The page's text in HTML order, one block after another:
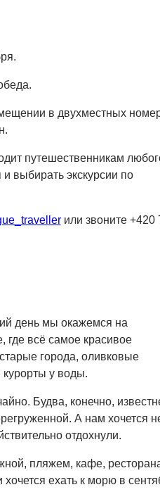
в двухместных
путешественникам
выбирать экскурсии по
или звоните +420
день мы окажемся на
всё самое красивое
города, оливковые
у воды.
Будва, конечно,
А нам хочется
отдохнули.
пляжем, кафе,
ехать к морю в